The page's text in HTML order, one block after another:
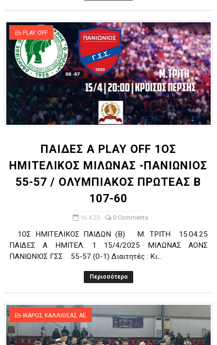
PLAY OFF
ΠΑΙΔΕΣ Α PLAY OFF 1ΟΣ
ΗΜΙΤΕΛΙΚΟΣ ΜΙΛΩΝΑΣ -ΠΑΝΙΩΝΙΟΣ
55-57 / ΟΛΥΜΠΙΑΚΟΣ ΠΡΩΤΕΑΣ Β
107-60
16.4.25 0 Comments
1ΟΣ ΗΜΙΤΕΛΙΚΟΣ ΠΑΙΔΩΝ (Β) Μ. ΤΡΙΤΗ 15.04.25
ΠΑΙΔΕΣ Α ΗΜΙΤΕΛ. 1 15/4/2025 ΜΙΛΩΝΑΣ ΑΟΝΣ
ΠΑΝΙΩΝΙΟΣ ΓΣΣ 55-57 (0-1) Διαιτητές : Κι...
Περισσότερα
ΙΚΑΡΟΣ ΚΑΛΛΙΘΕΑΣ ΑΕ